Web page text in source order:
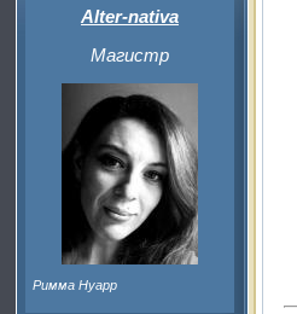
Alter-nativa
Магистр
Римма Нуарр